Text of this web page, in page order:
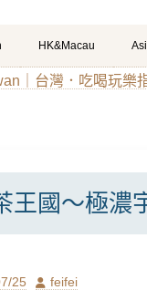
HK&Macau
｜台灣．吃喝玩樂
王國～極濃
25 Author
feifei